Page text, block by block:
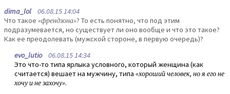
dima_lol 06.08.15 14:04
Что такое «френдзона»? То есть понятно, что под этим
подразумевается, но существует ли оно вообще и что это такое?
Как ее преодолевать (мужской стороне, в первую очередь)?
evo_lutio06.08.15 14:34
Это что-то типа ярлыка условного, который женщина (как
считается) вешает на мужчину, типа «хороший человек, но я его не
хочу и не захочу».